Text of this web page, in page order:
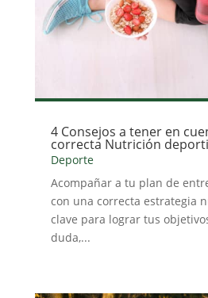
4 Consejos a tener en
correcta Nutrición
Deporte
Acompañar a tu plan de
con una correcta estrategia
clave para lograr tus
duda,...